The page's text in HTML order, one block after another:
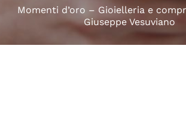
Momenti d’oro – Gioielleria e
Giuseppe Vesuviano